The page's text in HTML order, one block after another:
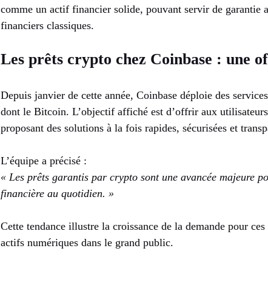
comme un actif financier solide, pouvant servir de garantie
financiers classiques.
Les prêts crypto chez Coinbase : une
Depuis janvier de cette année, Coinbase déploie des
dont le Bitcoin. L’objectif affiché est d’offrir aux
proposant des solutions à la fois rapides, sécurisées et
L’équipe a précisé :
« Les prêts garantis par crypto sont une avancée majeure
financière au quotidien. »
Cette tendance illustre la croissance de la demande pour
actifs numériques dans le grand public.